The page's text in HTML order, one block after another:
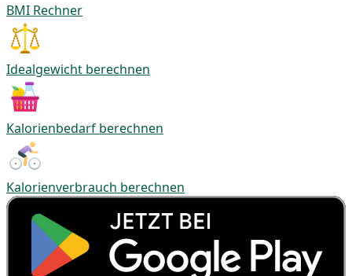
BMI Rechner
Idealgewicht berechnen
Kalorienbedarf berechnen
Kalorienverbrauch berechnen